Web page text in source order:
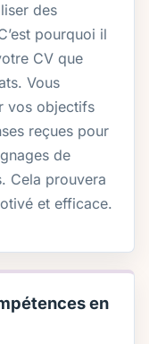
des
pourquoi il
CV que
Vous
vos objectifs
reçues pour
de
Cela prouvera
et efficace.
en